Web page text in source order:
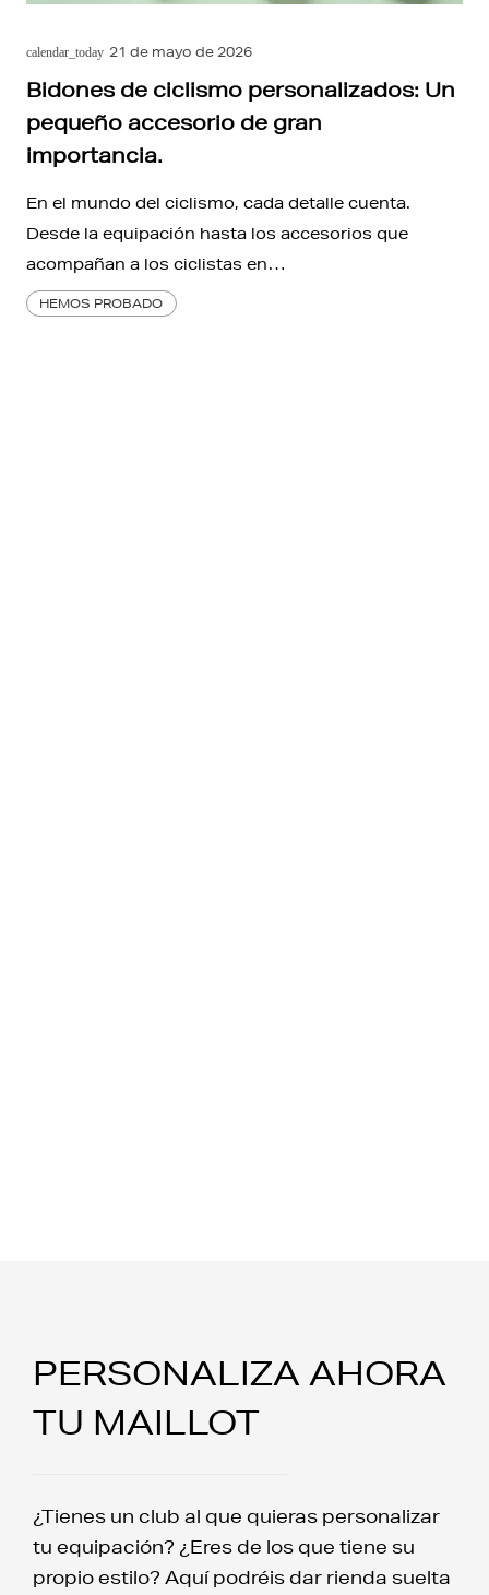
calendar_today 21 de mayo de 2026
Bidones de ciclismo personalizados: Un
pequeño accesorio de gran
importancia.
En el mundo del ciclismo, cada detalle cuenta.
Desde la equipación hasta los accesorios que
acompañan a los ciclistas en…
HEMOS PROBADO
PERSONALIZA AHORA
TU MAILLOT
¿Tienes un club al que quieras personalizar
tu equipación? ¿Eres de los que tiene su
propio estilo? Aquí podréis dar rienda suelta